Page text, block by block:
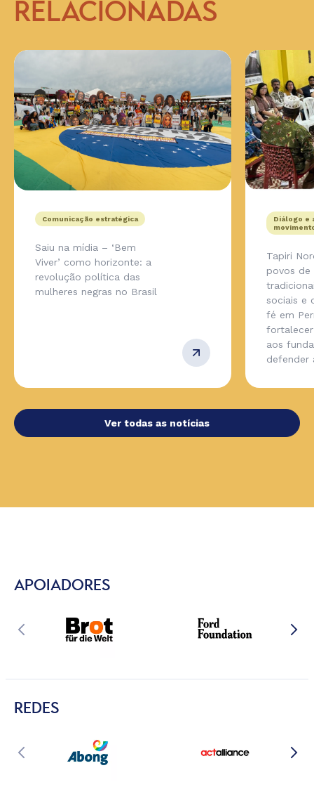
RELACIONADAS
Comunicação estratégica
Saiu na mídia – ‘Bem
Viver’ como horizonte: a
revolução política das
mulheres negras no Brasil
Diálogo e
Tapiri
povos de
sociais e
fé em
aos
defender
Ver todas as notícias
APOIADORES
REDES